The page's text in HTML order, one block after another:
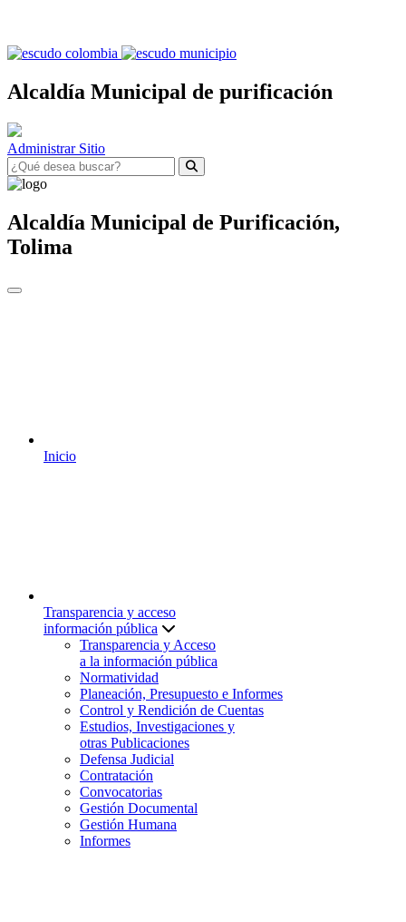
Alcaldía Municipal de purificación
Administrar Sitio
Alcaldía Municipal de Purificación,
Tolima
Inicio
Transparencia y acceso
información pública
Transparencia y Acceso
a la información pública
Normatividad
Planeación, Presupuesto e Informes
Control y Rendición de Cuentas
Estudios, Investigaciones y
otras Publicaciones
Defensa Judicial
Contratación
Convocatorias
Gestión Documental
Gestión Humana
Informes